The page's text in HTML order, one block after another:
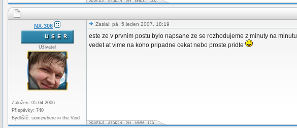
NX-306
Uživatel
Založen: 05.04.2006
Příspěvky: 740
Bydliště: somewhere in the Void
Zaslal: pá, 5.leden 2007, 18:19
este ze v prvnim postu bylo napsane ze se rozhodujeme z minuty na minutu
vedet at vime na koho pripadne cekat nebo proste pridte